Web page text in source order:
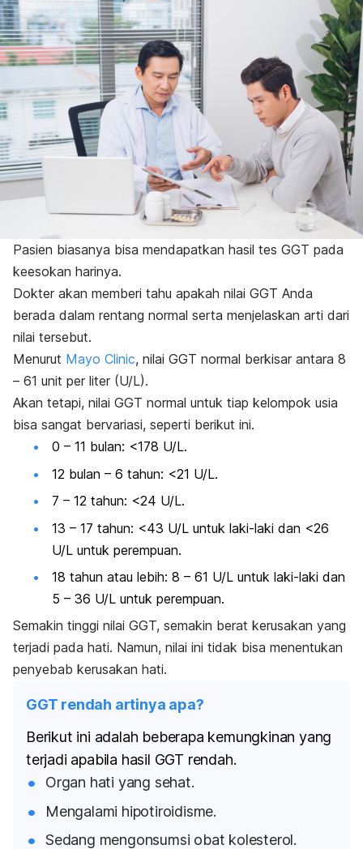
Pasien biasanya bisa mendapatkan hasil tes GGT pada
keesokan harinya.
Dokter akan memberi tahu apakah nilai GGT Anda
berada dalam rentang normal serta menjelaskan arti dari
nilai tersebut.
Menurut Mayo Clinic, nilai GGT normal berkisar antara 8
– 61 unit per liter (U/L).
Akan tetapi, nilai GGT normal untuk tiap kelompok usia
bisa sangat bervariasi, seperti berikut ini.
0 – 11 bulan: <178 U/L.
12 bulan – 6 tahun: <21 U/L.
7 – 12 tahun: <24 U/L.
13 – 17 tahun: <43 U/L untuk laki-laki dan <26
U/L untuk perempuan.
18 tahun atau lebih: 8 – 61 U/L untuk laki-laki dan
5 – 36 U/L untuk perempuan.
Semakin tinggi nilai GGT, semakin berat kerusakan yang
terjadi pada hati. Namun, nilai ini tidak bisa menentukan
penyebab kerusakan hati.
GGT rendah artinya apa?
Berikut ini adalah beberapa kemungkinan yang
terjadi apabila hasil GGT rendah.
Organ hati yang sehat.
Mengalami hipotiroidisme.
Sedang mengonsumsi obat kolesterol.